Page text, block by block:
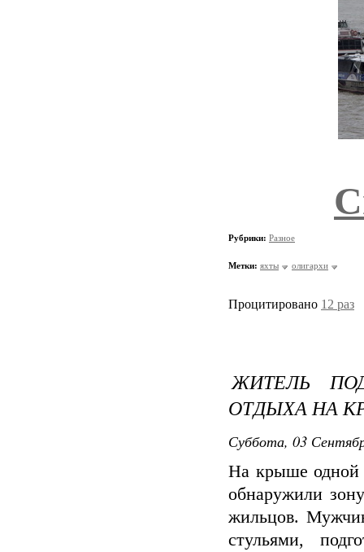
Рубрики: Разное
Метки: яхты олигархи
Процитировано 12 раз
ЖИТЕЛЬ
ОТДЫХА НА
Суббота, 03
На крыше одной
обнаружили
жильцов.
стульями,